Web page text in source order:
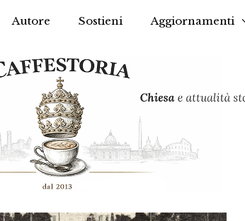
Autore Sostieni Aggiornamenti